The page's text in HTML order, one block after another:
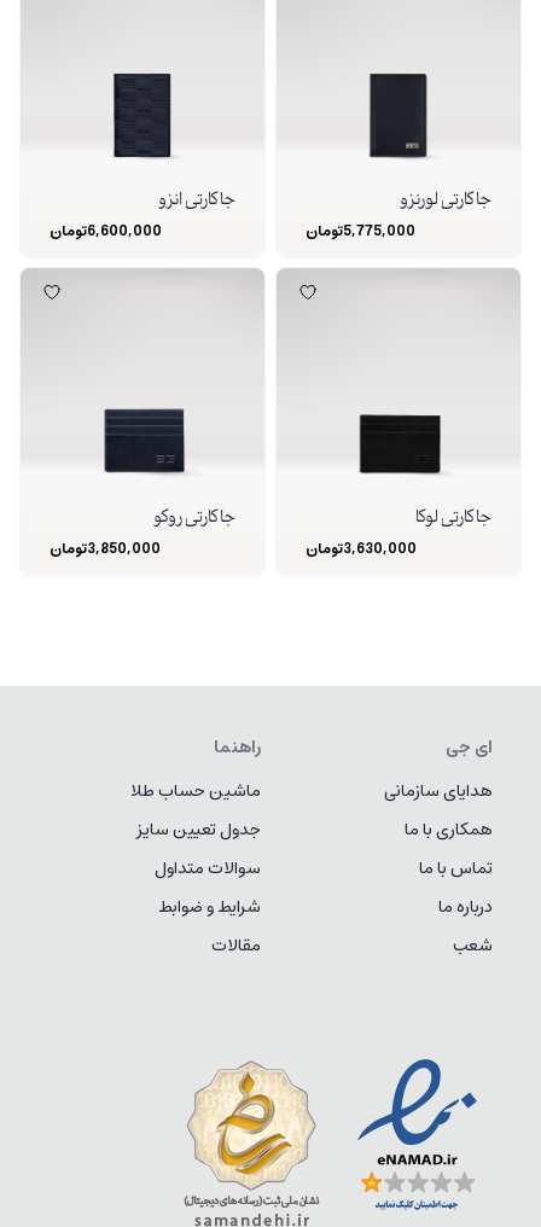
جا کارتی لورنزو
5,775,000تومان
جا کارتی انزو
6,600,000تومان
جا کارتی لوکا
3,630,000تومان
جا کارتی روکو
3,850,000تومان
ای جی
هدایای سازمانی
همکاری با ما
تماس با ما
درباره ما
شعب
راهنما
ماشین حساب طلا
جدول تعیین سایز
سوالات متداول
شرایط و ضوابط
مقالات